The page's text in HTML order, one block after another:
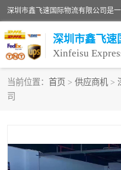
深圳市鑫飞速
Xinfeisu
当前位置： 首页 > 供应商机 >
司
深圳DHL国际快递